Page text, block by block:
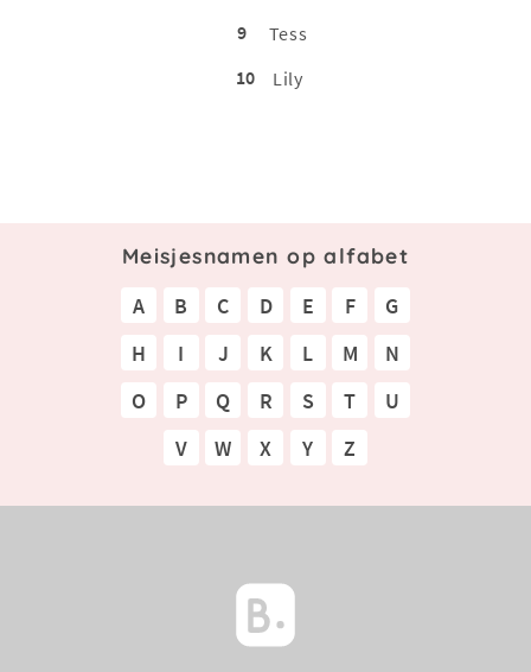
9
Tess
10
Lily
Meisjesnamen op alfabet
A B C D E F
G
H
I J K L M
N
O
P Q R S T
U
V
W X Y Z